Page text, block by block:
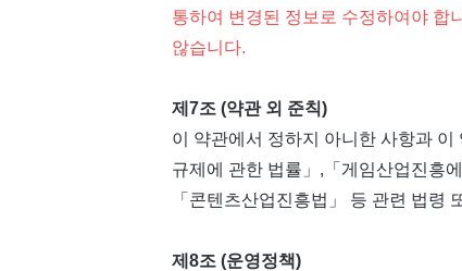
통하여 변경된 정보로 수정하여야 합
않습니다.
제7조 (약관 외 준칙)
이 약관에서 정하지 아니한 사항과
규제에 관한 법률」,「게임산업진흥
「콘텐츠산업진흥법」 등 관련 법령
제8조 (운영정책)